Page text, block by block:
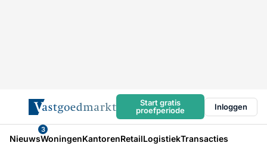
Start gratis
proefperiode
Inloggen
Nieuws
3
WoningenKantorenRetailLogistiekTransacties